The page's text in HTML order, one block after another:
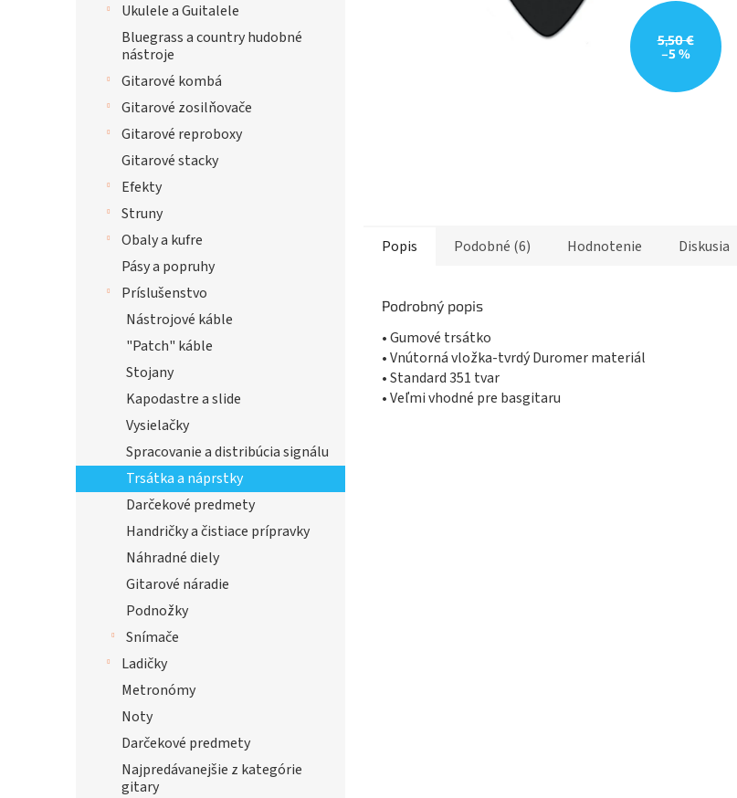
Ukulele a Guitalele
Bluegrass a country hudobné
nástroje
Gitarové kombá
Gitarové zosilňovače
Gitarové reproboxy
Gitarové stacky
Efekty
Struny
Obaly a kufre
Pásy a popruhy
Príslušenstvo
Nástrojové káble
"Patch" káble
Stojany
Kapodastre a slide
Vysielačky
Spracovanie a distribúcia signálu
Trsátka a náprstky
Darčekové predmety
Handričky a čistiace prípravky
Náhradné diely
Gitarové náradie
Podnožky
Snímače
Ladičky
Metronómy
Noty
Darčekové predmety
Najpredávanejšie z kategórie
gitary
5,50 €
–5 %
Popis Podobné (6) Hodnotenie Diskusia
Podrobný popis
• Gumové trsátko
• Vnútorná vložka-tvrdý Duromer materiál
• Standard 351 tvar
• Veľmi vhodné pre basgitaru